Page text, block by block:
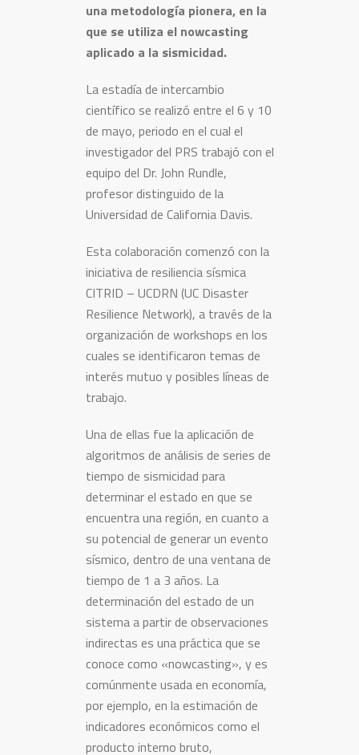
una metodología pionera, en la
que se utiliza el nowcasting
aplicado a la sismicidad.
La estadía de intercambio
científico se realizó entre el 6 y 10
de mayo, periodo en el cual el
investigador del PRS trabajó con el
equipo del Dr. John Rundle,
profesor distinguido de la
Universidad de California Davis.
Esta colaboración comenzó con la
iniciativa de resiliencia sísmica
CITRID – UCDRN (UC Disaster
Resilience Network), a través de la
organización de workshops en los
cuales se identificaron temas de
interés mutuo y posibles líneas de
trabajo.
Una de ellas fue la aplicación de
algoritmos de análisis de series de
tiempo de sismicidad para
determinar el estado en que se
encuentra una región, en cuanto a
su potencial de generar un evento
sísmico, dentro de una ventana de
tiempo de 1 a 3 años. La
determinación del estado de un
sistema a partir de observaciones
indirectas es una práctica que se
conoce como «nowcasting», y es
comúnmente usada en economía,
por ejemplo, en la estimación de
indicadores económicos como el
producto interno bruto,